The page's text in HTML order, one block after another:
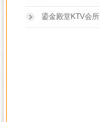
鎏金殿堂KTV会所